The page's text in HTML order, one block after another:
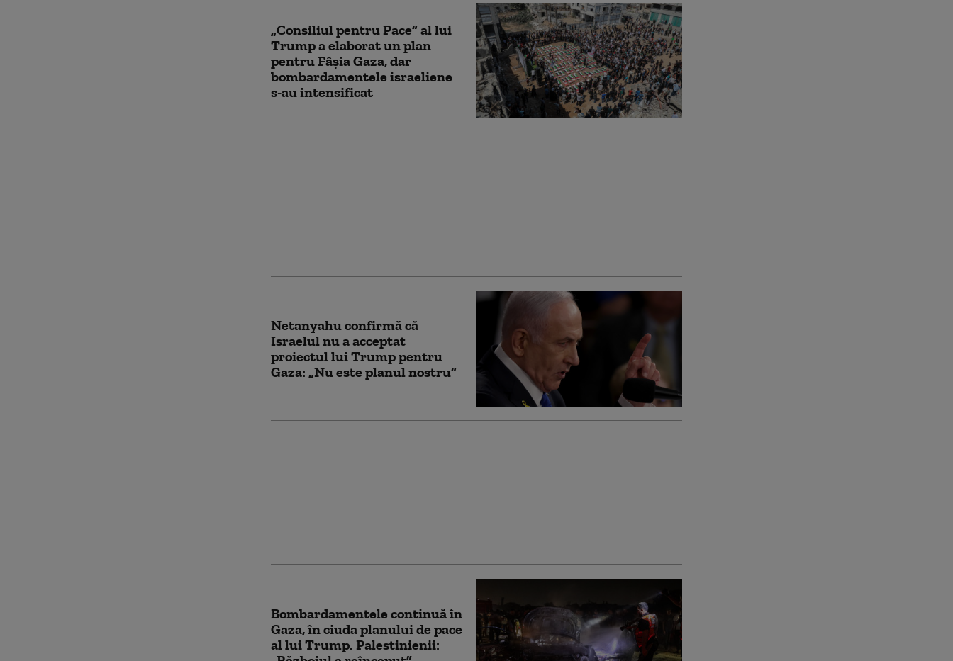
„Consiliul pentru Pace” al lui
Trump a elaborat un plan
pentru Fâșia Gaza, dar
bombardamentele israeliene
s-au intensificat
Netanyahu confirmă că
Israelul nu a acceptat
proiectul lui Trump pentru
Gaza: „Nu este planul nostru”
Bombardamentele continuă în
Gaza, în ciuda planului de pace
al lui Trump. Palestinienii: